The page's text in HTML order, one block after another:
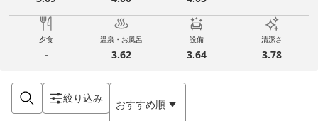
夕食
-
温泉・お風呂
3.62
設備
3.64
清潔さ
3.78
絞り込み おすすめ順